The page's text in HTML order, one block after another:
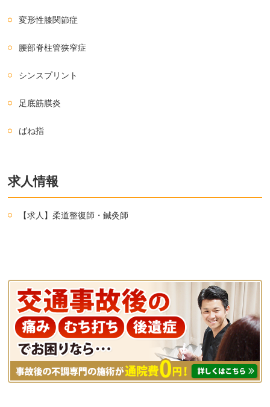
変形性膝関節症
腰部脊柱管狭窄症
シンスプリント
足底筋膜炎
ばね指
求人情報
【求人】柔道整復師・鍼灸師